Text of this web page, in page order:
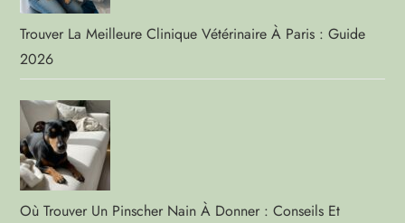
Trouver La Meilleure Clinique Vétérinaire À Paris : Guide
2026
Où Trouver Un Pinscher Nain À Donner : Conseils Et